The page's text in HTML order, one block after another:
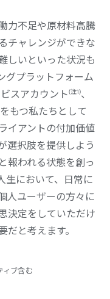
力不足や原材料高騰
チャレンジができな
しいといった状況も
グプラットフォーム
スアカウント(注1)、
をもつ私たちとして
イアントの付加価値
選択肢を提供しよう
報われる状態を創っ
生において、日常に
人ユーザーの方々に
決定をしていただけ
だと考えます。
ィブ含む